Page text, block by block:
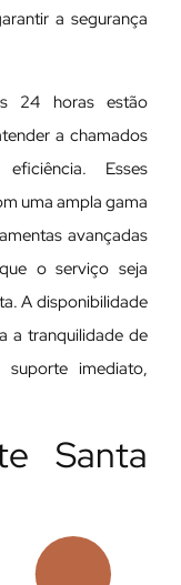
a segurança
24 horas estão
a chamados
Esses
uma ampla gama
avançadas
o serviço seja
A disponibilidade
a tranquilidade de
imediato,
Santa